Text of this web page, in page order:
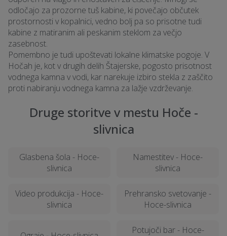
odločajo za prozorne tuš kabine, ki povečajo občutek
prostornosti v kopalnici, vedno bolj pa so prisotne tudi
kabine z matiranim ali peskanim steklom za večjo
zasebnost.
Pomembno je tudi upoštevati lokalne klimatske pogoje. V
Hočah je, kot v drugih delih Štajerske, pogosto prisotnost
vodnega kamna v vodi, kar narekuje izbiro stekla z zaščito
proti nabiranju vodnega kamna za lažje vzdrževanje.
Druge storitve v mestu Hoče -
slivnica
Glasbena šola - Hoce-
slivnica
Namestitev - Hoce-
slivnica
Video produkcija - Hoce-
slivnica
Prehransko svetovanje -
Hoce-slivnica
Potujoči bar - Hoce-